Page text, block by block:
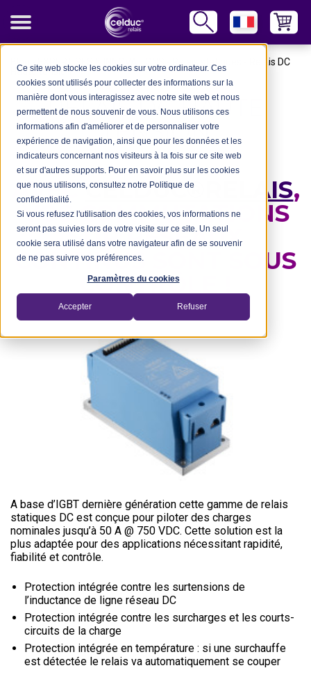
Ce site web stocke les cookies sur votre ordinateur. Ces
cookies sont utilisés pour collecter des informations sur la
manière dont vous interagissez avec notre site web et nous
permettent de nous souvenir de vous. Nous utilisons ces
informations afin d'améliorer et de personnaliser votre
expérience de navigation, ainsi que pour les données et les
indicateurs concernant nos visiteurs à la fois sur ce site web
et sur d'autres supports. Pour en savoir plus sur les cookies
que nous utilisons, consultez notre Politique de
confidentialité.
Si vous refusez l'utilisation des cookies, vos informations ne
seront pas suivies lors de votre visite sur ce site. Un seul
cookie sera utilisé dans votre navigateur afin de se souvenir
de ne pas suivre vos préférences.
Paramètres du cookies
Accepter Refuser
Relais DC
Haute tension
RELAIS DC HAUTE
TENSION
AVECCELDUC®RELAIS,
VOS COMMUTATIONS
SUR RÉSEAUX
CONTINUS SONT SOUS
CONTRÔLE !
A base d’IGBT dernière génération cette gamme de relais
statiques DC est conçue pour piloter des charges
nominales jusqu’à 50 A @ 750 VDC. Cette solution est la
plus adaptée pour des applications nécessitant rapidité,
fiabilité et contrôle.
Protection intégrée contre les surtensions de
l’inductance de ligne réseau DC
Protection intégrée contre les surcharges et les courts-
circuits de la charge
Protection intégrée en température : si une surchauffe
est détectée le relais va automatiquement se couper